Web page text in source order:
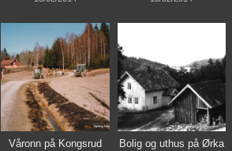
Våronn på Kongsrud Bolig og uthus på Ørka